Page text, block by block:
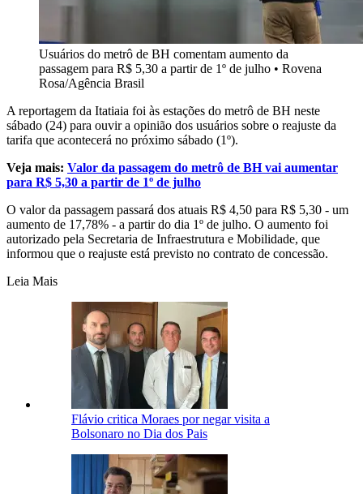
Usuários do metrô de BH comentam aumento da
passagem para R$ 5,30 a partir de 1º de julho • Rovena
Rosa/Agência Brasil
A reportagem da Itatiaia foi às estações do metrô de BH neste
sábado (24) para ouvir a opinião dos usuários sobre o reajuste da
tarifa que acontecerá no próximo sábado (1º).
Veja mais: Valor da passagem do metrô de BH vai aumentar
para R$ 5,30 a partir de 1º de julho
O valor da passagem passará dos atuais R$ 4,50 para R$ 5,30 - um
aumento de 17,78% - a partir do dia 1º de julho. O aumento foi
autorizado pela Secretaria de Infraestrutura e Mobilidade, que
informou que o reajuste está previsto no contrato de concessão.
Leia Mais
Flávio critica Moraes por negar visita a
Bolsonaro no Dia dos Pais